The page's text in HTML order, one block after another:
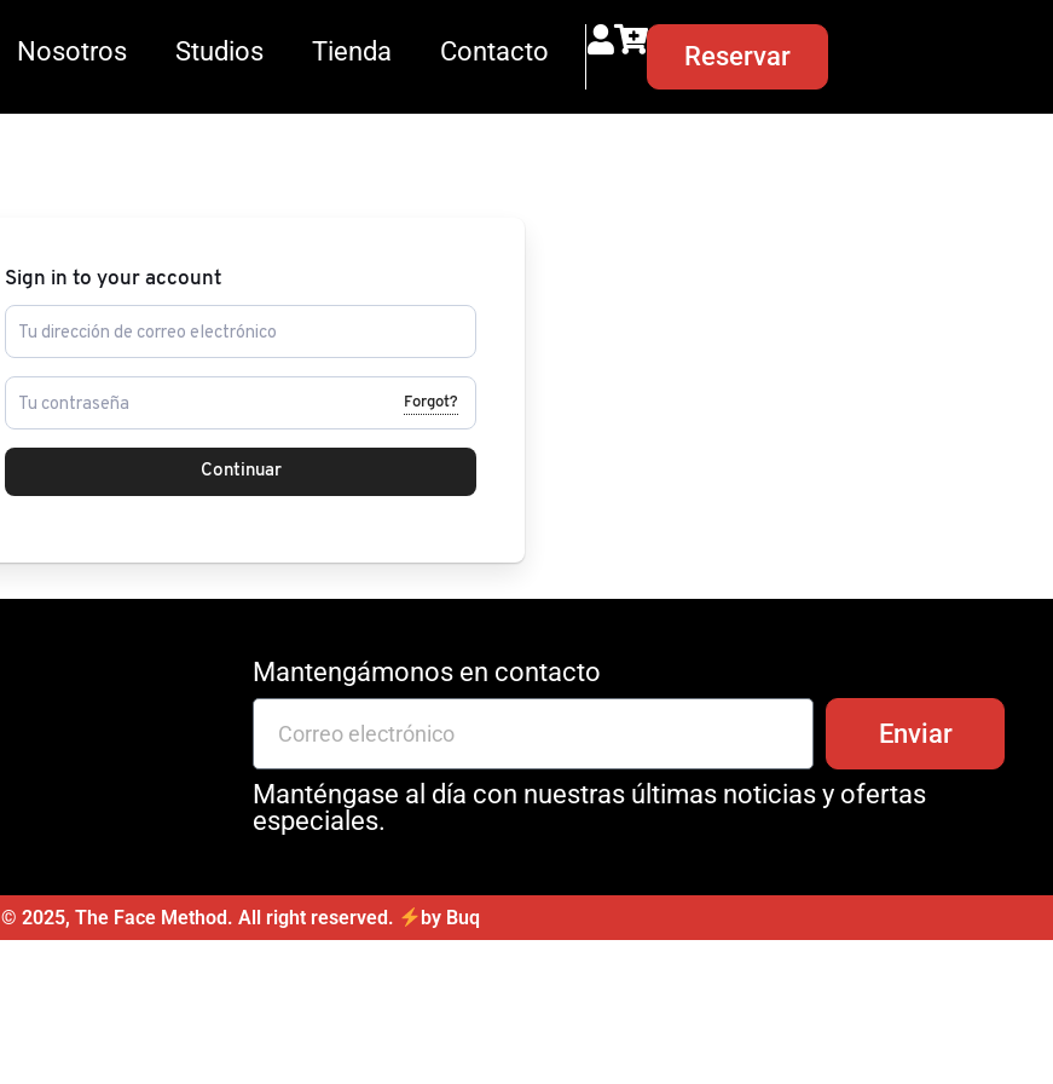
Nosotros Studios Tienda Contacto Reservar
Sign in to your account
Forgot?
Continuar
Mantengámonos en contacto
Enviar
Manténgase al día con nuestras últimas noticias y ofertas
especiales.
© 2025, The Face Method. All right reserved. by Buq